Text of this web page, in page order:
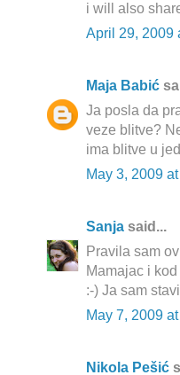
i will also
April 29, 2009
Maja Babić
Ja posla da
veze blitve?
ima blitve u
May 3, 2009
Sanja said...
Pravila sam
Mamajac i
:-) Ja sam
May 7, 2009
Nikola Pešić